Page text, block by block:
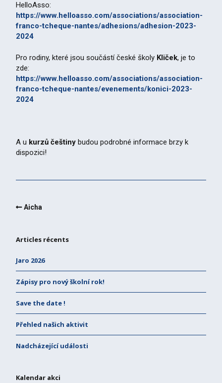
HelloAsso:
https://www.helloasso.com/associations/association-
franco-tcheque-nantes/adhesions/adhesion-2023-
2024
Pro rodiny, které jsou součástí české školy Kliček, je to
zde:
https://www.helloasso.com/associations/association-
franco-tcheque-nantes/evenements/konici-2023-
2024
A u kurzů češtiny budou podrobné informace brzy k
dispozici!
Aicha
Articles récents
Jaro 2026
Zápisy pro nový školní rok!
Save the date !
Přehled našich aktivit
Nadcházející události
Kalendar akci